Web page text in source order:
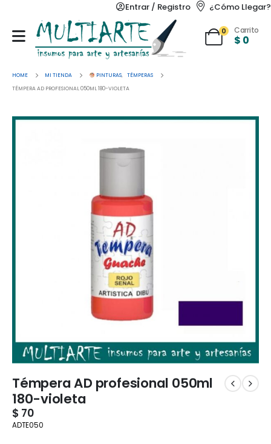
Entrar / Registro ¿Cómo Llegar?
0 Carrito
$ 0
HOME MI TIENDA PINTURAS, TÉMPERAS
TÉMPERA AD PROFESIONAL 050ML 180-VIOLETA
Témpera AD profesional 050ml
180-violeta
$ 70
ADTE050